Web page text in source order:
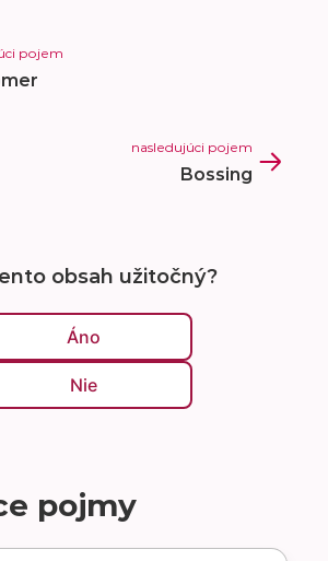
pojem
nasledujúci pojem
Bossing
obsah užitočný?
Áno
Nie
pojmy